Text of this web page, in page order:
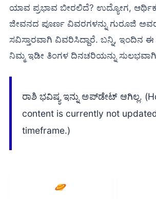
ಯಾವ ಪ್ರಭಾವ ಬೀರಲಿದೆ? ಉದ್ಯೋಗ,
ಜೀವನದ ಪೂರ್ಣ ವಿವರಗಳನ್ನು ಗುರೂಜಿ
ಸವಿಸ್ತಾರವಾಗಿ ವಿವರಿಸಿದ್ದಾರೆ. ಬನ್ನಿ, ಇಂದಿನ
ನಿಮ್ಮ ಇಡೀ ತಿಂಗಳ ದಿನಚರಿಯನ್ನು
ರಾಶಿ ಭವಿಷ್ಯ ಇನ್ನು ಅಪ್‌ಡೇಟ್ ಆಗಿಲ್ಲ.
content is currently not
timeframe.)